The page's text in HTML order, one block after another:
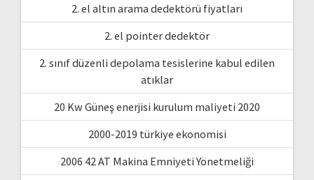
2. el altın arama dedektörü fiyatları
2. el pointer dedektör
2. sınıf düzenli depolama tesislerine kabul edilen
atıklar
20 Kw Güneş enerjisi kurulum maliyeti 2020
2000-2019 türkiye ekonomisi
2006 42 AT Makina Emniyeti Yönetmeliği